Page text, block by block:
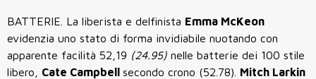
BATTERIE. La liberista e delfinista Emma McKeon
evidenzia uno stato di forma invidiabile nuotando con
apparente facilità 52,19 (24.95) nelle batterie dei 100 stile
libero, Cate Campbell secondo crono (52.78). Mitch Larkin